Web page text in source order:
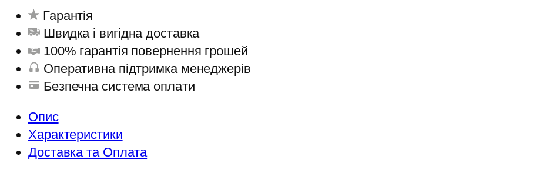
Гарантія
Швидка і вигідна доставка
100% гарантія повернення грошей
Оперативна підтримка менеджерів
Безпечна система оплати
Опис
Характеристики
Доставка та Оплата